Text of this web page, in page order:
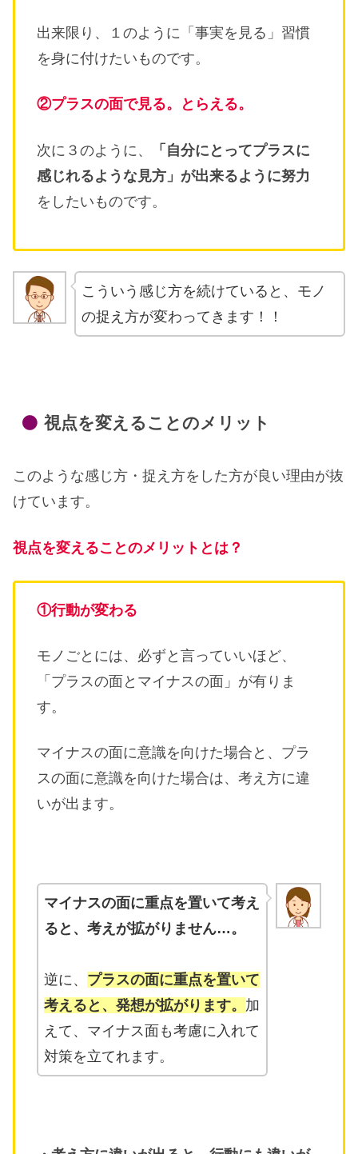
出来限り、１のように「事実を見る」習慣
を身に付けたいものです。
②プラスの面で見る。とらえる。
次に３のように、
「自分にとってプラスに
感じれるような見方」が出来るように努力
をしたいものです。
こういう感じ方を続けていると、モノ
の捉え方が変わってきます！！
視点を変えることのメリット
このような感じ方・捉え方をした方が良い理由が抜
けています。
視点を変えることのメリットとは？
①行動が変わる
モノごとには、必ずと言っていいほど、
「プラスの面とマイナスの面」が有りま
す。
マイナスの面に意識を向けた場合と、プラ
スの面に意識を向けた場合は、考え方に違
いが出ます。
マイナスの面に重点を置いて考え
ると、考えが拡がりません…。
逆に、 プラスの面に重点を置いて
考えると、発想が拡がります。 加
えて、マイナス面も考慮に入れて
対策を立てれます。